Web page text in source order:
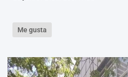
Me gusta